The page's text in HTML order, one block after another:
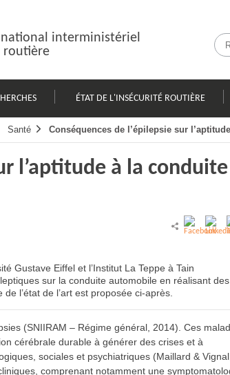
interministériel
routière
ÉTAT DE L'INSÉCURITÉ ROUTIÈRE
Santé Conséquences de l’épilepsie sur
l’aptitude à la conduite
Gustave Eiffel et l’Institut La Teppe à Tain
sur la conduite automobile en réalisant des
l’état de l’art est proposée ci-après.
(SNIIRAM – Régime général, 2014). Ces
cérébrale durable à générer des crises et à
sociales et psychiatriques (Maillard & Vignal,
comprenant notamment une